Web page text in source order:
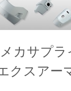
メカサプラ
クスアー